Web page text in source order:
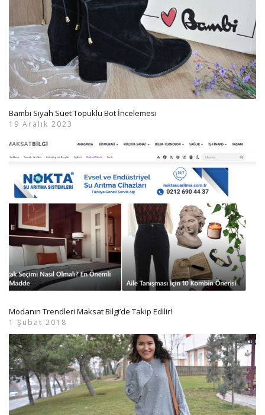
Bambi Siyah Süet Topuklu Bot İncelemesi
19 Aralık 2023
Modanın Trendleri Maksat Bilgi’de Takip Edilir!
1 Şubat 2018